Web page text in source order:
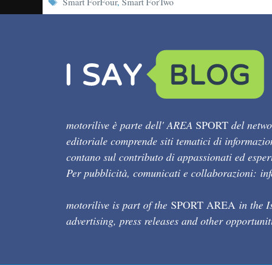
motorilive è parte dell' AREA SPORT del
editoriale comprende siti tematici di
contano sul contributo di appassionati ed
Per pubblicità, comunicati e collaborazioni:
motorilive is part of the SPORT AREA in the
advertising, press releases and other